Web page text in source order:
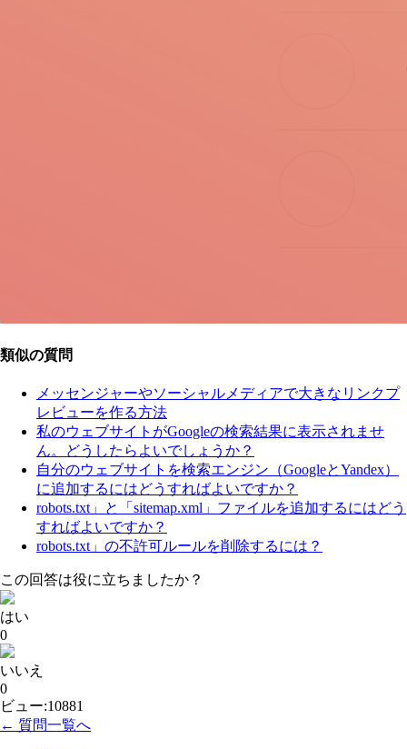
類似の質問
メッセンジャーやソーシャルメディアで大きなリンクプ
レビューを作る方法
私のウェブサイトがGoogleの検索結果に表示されませ
ん。どうしたらよいでしょうか？
自分のウェブサイトを検索エンジン（GoogleとYandex）
に追加するにはどうすればよいですか？
robots.txt」と「sitemap.xml」ファイルを追加するにはどう
すればよいですか？
robots.txt」の不許可ルールを削除するには？
この回答は役に立ちましたか？
はい
0
いいえ
0
ビュー:10881
← 質問一覧へ